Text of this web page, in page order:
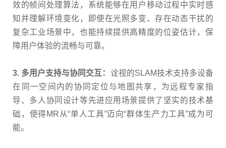
效的帧间处理算法，系统能够在用户移动过程中实时感
知并理解环境变化，即使在光照多变、存在动态干扰的
复杂工业场景中，也能持续提供高精度的位姿估计，保
障用户体验的流畅与可靠。
3. 多用户支持与协同交互： 诠视的SLAM技术支持多设备
在同一空间内的协同定位与地图共享，为远程专家指
导、多人协同设计等先进应用场景提供了坚实的技术基
础，使得MR从“单人工具”迈向“群体生产力工具”成为可
能。